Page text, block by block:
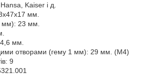
Kaiser і д.
мм.
мм): 23 мм.
мм.
отворами (гему 1 мм): 29 мм. (М4)
9